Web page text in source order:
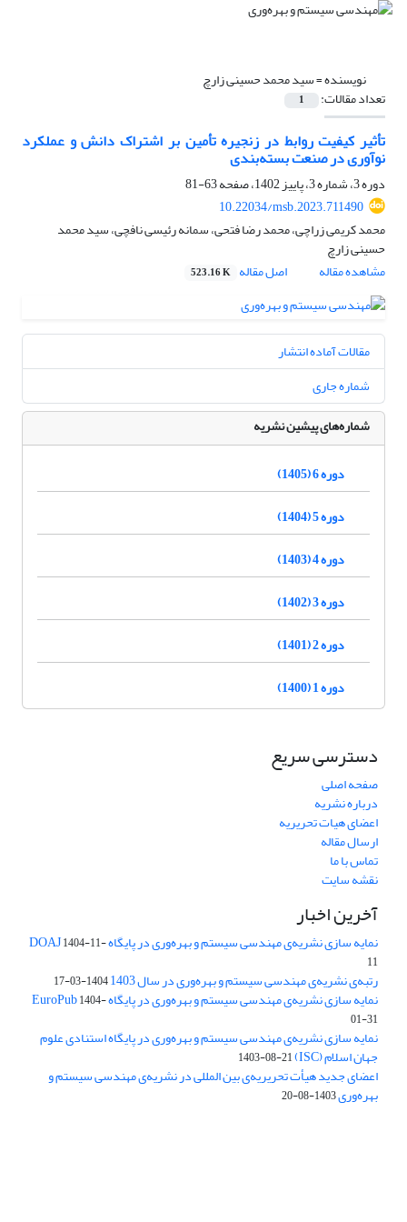
نویسنده =سید محمد حسینی زارچ
تعداد مقالات: 1
تأثیر کیفیت روابط در زنجیره تأمین بر اشتراک دانش و عملکرد
نوآوری در صنعت بسته‌بندی
دوره 3، شماره 3، پاییز 1402، صفحه
63-81
10.22034/msb.2023.711490
محمد کریمی زراچی، محمد رضا فتحی، سمانه رئیسی نافچی، سید محمد
حسینی زارچ
مشاهده مقاله
اصل مقاله 523.16 K
مقالات آماده انتشار
شماره جاری
شماره‌های پیشین نشریه
دوره 6 (1405)
دوره 5 (1404)
دوره 4 (1403)
دوره 3 (1402)
دوره 2 (1401)
دوره 1 (1400)
دسترسی سریع
صفحه اصلی
درباره نشریه
اعضای هیات تحریریه
ارسال مقاله
تماس با ما
نقشه سایت
آخرین اخبار
نمایه سازی نشریه‌ی مهندسی سیستم و بهره‌وری در پایگاه DOAJ1404-11-
11
رتبه‌ی نشریه‌ی مهندسی سیستم و بهره‌وری در سال 1403 1404-03-17
نمایه سازی نشریه‌ی مهندسی سیستم و بهره‌وری در پایگاه EuroPub1404-
01-31
نمایه سازی نشریه‌ی مهندسی سیستم و بهره‌وری در پایگاه استنادی علوم
جهان اسلام (ISC) 1403-08-21
اعضای جدید هیأت تحریریه‌ی بین المللی در نشریه‌ی مهندسی سیستم و
بهره‌وری1403-08-20